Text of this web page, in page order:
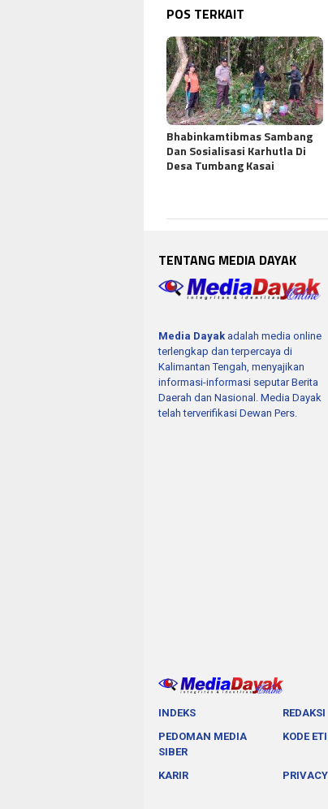
POS TERKAIT
Bhabinkamtibmas Sambang
Dan Sosialisasi Karhutla Di
Desa Tumbang Kasai
TENTANG MEDIA DAYAK
Media Dayak adalah media online
terlengkap dan terpercaya di
Kalimantan Tengah, menyajikan
informasi-informasi seputar Berita
Daerah dan Nasional. Media Dayak
telah terverifikasi Dewan Pers.
INDEKS REDAKSI
PEDOMAN MEDIA
SIBER
KODE
KARIR